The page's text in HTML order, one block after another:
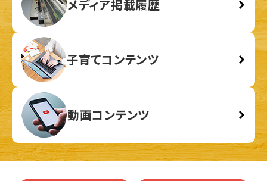
メディア掲載履歴
子育てコンテンツ
動画コンテンツ